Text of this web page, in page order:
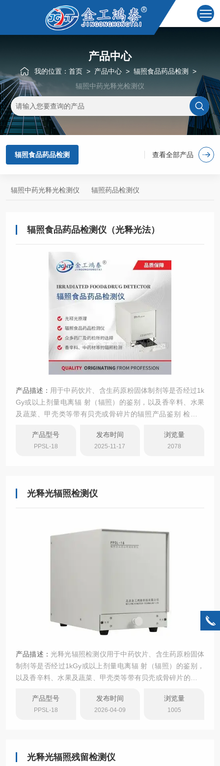
产品中心
我的位置： 首页 > 产品中心 > 辐照食品药品检测
>
辐照中药光释光检测仪
辐照食品药品检测 查看全部产品
辐照中药光释光检测仪 辐照药品检测仪
辐照食品药品检测仪（光释光法）
产品描述： 用于中药饮片、含生药原粉固体制剂等是否经过1k
Gy或以上剂量电离辐 射（辐照）的鉴别，以及香辛料、水果
及蔬菜、甲壳类等带有贝壳或骨碎片的辐照产品鉴别 检测方
典9261《辐照中药光释光检测法指导原则》；欧盟《EN1357
1：利用光激发光法检测辐照食品》
产品型号
PPSL-18
发布时间
2025-11-17
浏览量
2078
光释光辐照检测仪
产品描述： 光释光辐照检测仪用于中药饮片、含生药原粉固体
制剂等是否经过1kGy或以上剂量电离辐 射（辐照）的鉴别，
以及香辛料、水果及蔬菜、甲壳类等带有贝壳或骨碎片的辐照
准：2025年版药典9261《辐照中药光释光检测法指导原
则》；欧盟《EN13571：利用光激发光法检测辐照食品》
产品型号
PPSL-18
发布时间
2026-04-09
浏览量
1005
光释光辐照残留检测仪